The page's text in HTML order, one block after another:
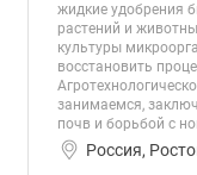
жидкие удобрения
растений и
культуры
восстановить
занимаемся,
почв и борьбой с
Россия,